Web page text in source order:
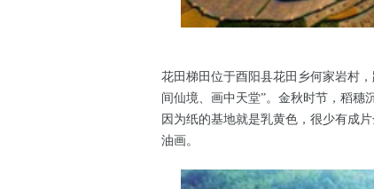
花田梯田位于酉阳县花田乡何家岩村
间仙境、画中天堂”。金秋时节，稻穗
因为纸的基地就是乳黄色，很少有成
油画。